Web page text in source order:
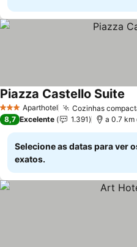
3 EstrelasAparthotel Cozinhas
Piazza Castello Suite
8,7 Excelente 1.391 a 0.7 km
Selecione as datas para ver
exatos.